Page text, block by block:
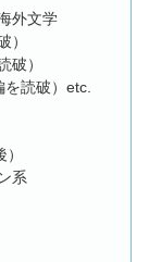
外文学
）
破）
読破）etc.
系